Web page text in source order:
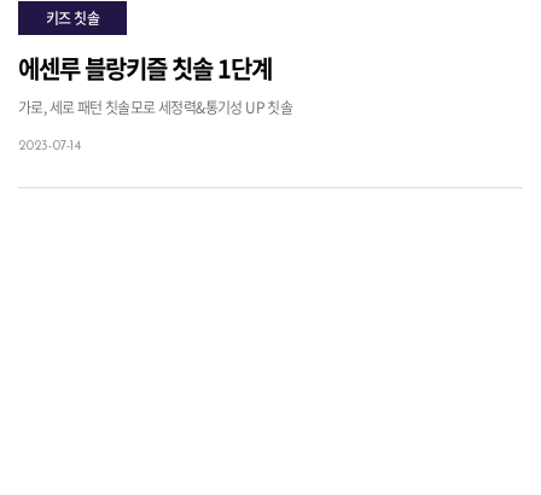
키즈 칫솔
에센루 블랑키즐 칫솔 1단계
가로, 세로 패턴 칫솔모로 세정력&통기성 UP 칫솔
2023-07-14